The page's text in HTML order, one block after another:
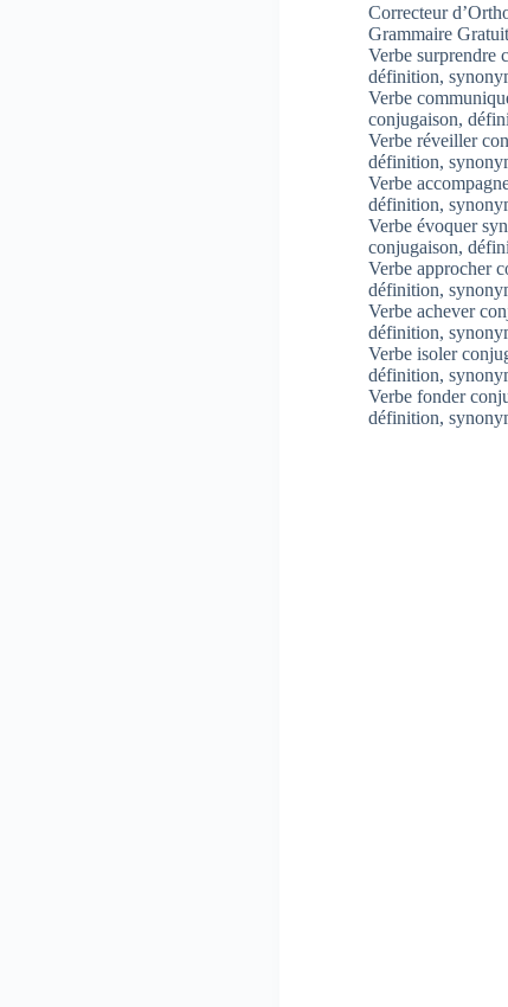
Correcteur
Grammaire
Verbe surprendre
définition,
Verbe
conjugaison,
Verbe réveiller
définition,
Verbe
définition,
Verbe évoquer
conjugaison,
Verbe approcher
définition,
Verbe achever
définition,
Verbe isoler
définition,
Verbe fonder
définition,